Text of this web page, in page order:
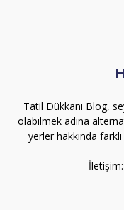
Tatil Dükkanı Blog,
olabilmek adına
yerler hakkında
İletişim: